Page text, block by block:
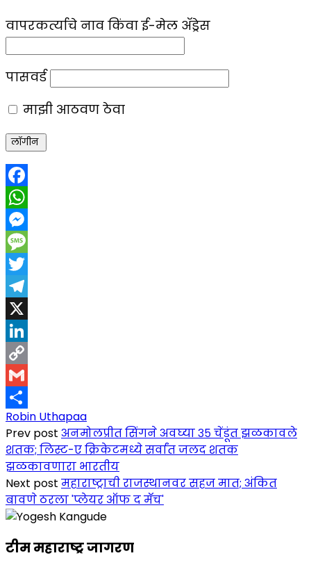
वापरकर्त्याचे नाव किंवा ई-मेल ॲड्रेस
पासवर्ड
माझी आठवण ठेवा
Facebook
WhatsApp
Messenger
Message
Twitter
Telegram
X
LinkedIn
Copy
Link
Gmail
Share
Robin Uthapaa
Prev post अनमोलप्रीत सिंगने अवघ्या ३५ चेंडूंत झळकावले
शतक; लिस्ट-ए क्रिकेटमध्ये सर्वांत जलद शतक
झळकावणारा भारतीय
Next post महाराष्ट्राची राजस्थानवर सहज मात; अंकित
बावणे ठरला 'प्लेयर ऑफ द मॅच'
टीम महाराष्ट्र जागरण